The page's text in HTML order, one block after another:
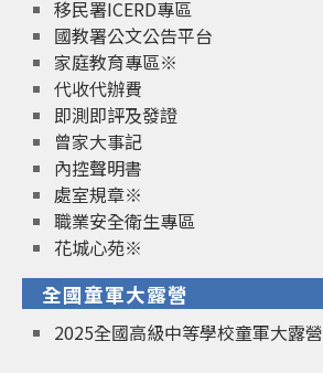
移民署ICERD專區
國教署公文公告平台
家庭教育專區※
代收代辦費
即測即評及發證
曾家大事記
內控聲明書
處室規章※
職業安全衛生專區
花城心苑※
全國童軍大露營
2025全國高級中等學校童軍大露營